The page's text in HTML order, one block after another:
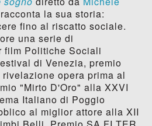
la sua storia:
fino al riscatto sociale.
una serie di
film Politiche Sociali
di Venezia, premio
opera prima al
"Mirto D'Oro" alla XXVI
Italiano di Poggio
al miglior attore alla XII